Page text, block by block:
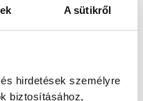
A sütikről
hirdetések személyre
biztosításához,
Az Élhető Város
fogalmazott, már
kialakításánál
hogy olyan